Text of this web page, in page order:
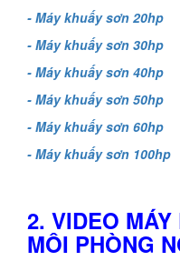
- Máy khuấy sơn 20hp
- Máy khuấy sơn 30hp
- Máy khuấy sơn 40hp
- Máy khuấy sơn 50hp
- Máy khuấy sơn 60hp
- Máy khuấy sơn 100hp
2. VIDEO MÁY
MÔI PHÒNG